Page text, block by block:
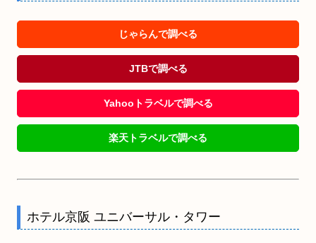
じゃらんで調べる
JTBで調べる
Yahooトラベルで調べる
楽天トラベルで調べる
ホテル京阪 ユニバーサル・タワー